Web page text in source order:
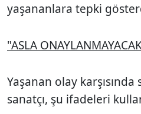
yaşananlara tepki
"ASLA
Yaşanan olay
sanatçı, şu ifadeleri